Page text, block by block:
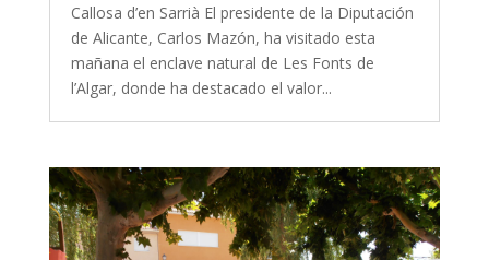
Callosa d’en Sarrià El presidente de la Diputación
de Alicante, Carlos Mazón, ha visitado esta
mañana el enclave natural de Les Fonts de
l’Algar, donde ha destacado el valor...